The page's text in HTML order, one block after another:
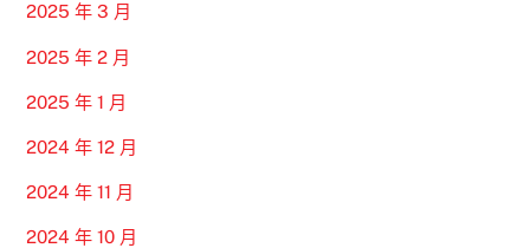
2025 年 3 月
2025 年 2 月
2025 年 1 月
2024 年 12 月
2024 年 11 月
2024 年 10 月